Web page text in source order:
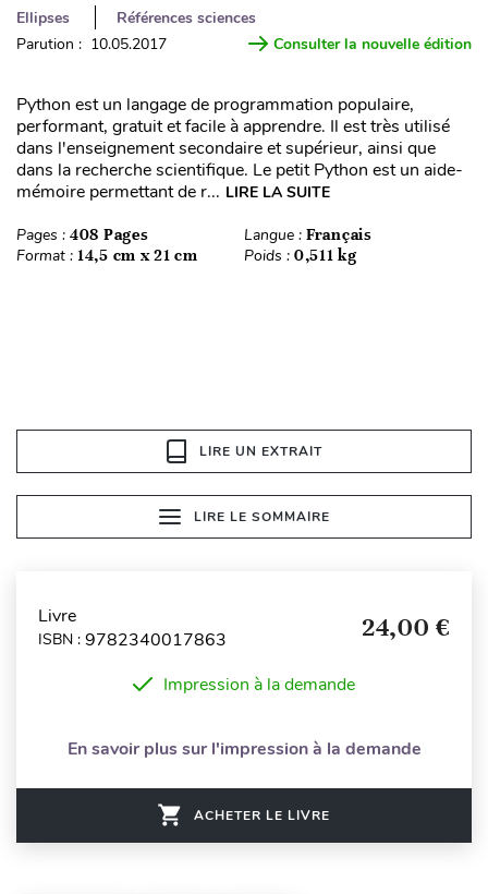
Ellipses
Références sciences
Parution : 10.05.2017
Consulter la nouvelle édition
Python est un langage de programmation populaire,
performant, gratuit et facile à apprendre. Il est très utilisé
dans l'enseignement secondaire et supérieur, ainsi que
dans la recherche scientifique. Le petit Python est un aide-
mémoire permettant de r... LIRE LA SUITE
Pages : 408 Pages Langue : Français
Format : 14,5 cm x 21 cm Poids : 0,511 kg
LIRE UN EXTRAIT
LIRE LE SOMMAIRE
Livre
ISBN : 9782340017863 24,00 €
Impression à la demande
En savoir plus sur l'impression à la demande
ACHETER LE LIVRE